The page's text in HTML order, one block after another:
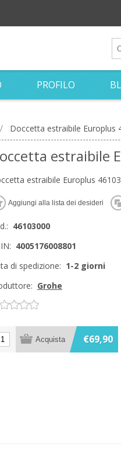
PROFILO
/ Doccetta estraibile Europlus
estraibile
estraibile Europlus
46103000
4005176008801
di spedizione: 1-2 giorni
Grohe
€69,90